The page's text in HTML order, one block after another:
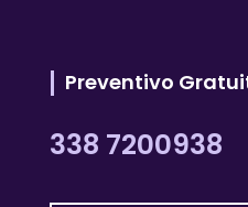
Preventivo
338 7200938